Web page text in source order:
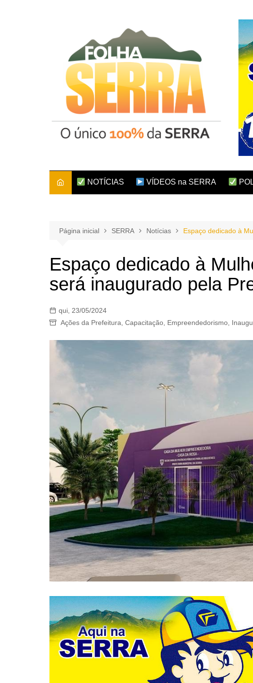
NOTÍCIAS VÍDEOS na SERRA
Página inicial SERRA Notícias Espaço dedicado à
Espaço dedicado à
será inaugurado pela
qui, 23/05/2024
Ações da Prefeitura Capacitação Empreendedorismo